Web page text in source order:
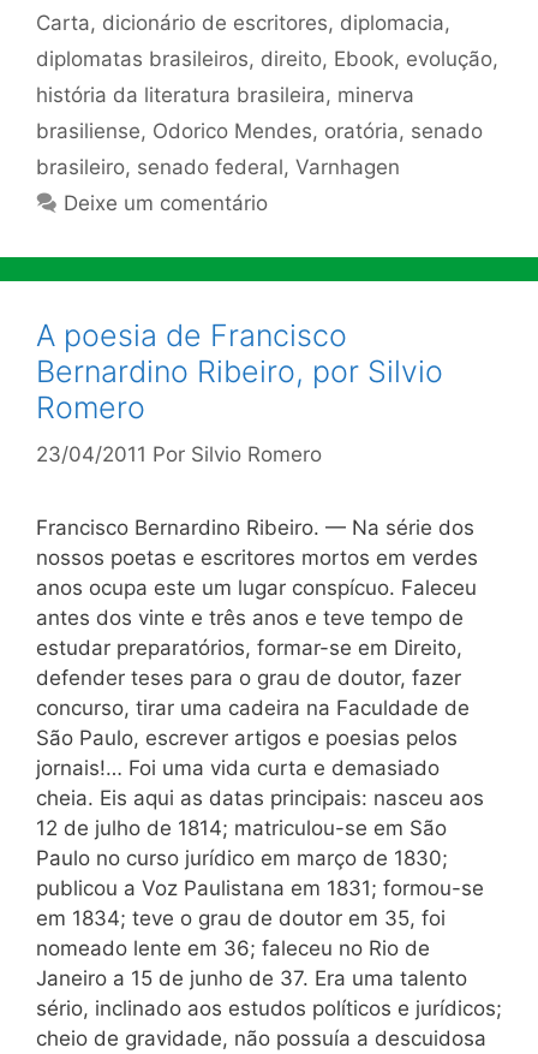
Carta, dicionário de escritores, diplomacia,
diplomatas brasileiros, direito, Ebook, evolução,
história da literatura brasileira, minerva
brasiliense, Odorico Mendes, oratória, senado
brasileiro, senado federal, Varnhagen
Deixe um comentário
A poesia de Francisco
Bernardino Ribeiro, por Silvio
Romero
23/04/2011 Por Silvio Romero
Francisco Bernardino Ribeiro. — Na série dos
nossos poetas e escritores mortos em verdes
anos ocupa este um lugar conspícuo. Faleceu
antes dos vinte e três anos e teve tempo de
estudar preparatórios, formar-se em Direito,
defender teses para o grau de doutor, fazer
concurso, tirar uma cadeira na Faculdade de
São Paulo, escrever artigos e poesias pelos
jornais!… Foi uma vida curta e demasiado
cheia. Eis aqui as datas principais: nasceu aos
12 de julho de 1814; matriculou-se em São
Paulo no curso jurídico em março de 1830;
publicou a Voz Paulistana em 1831; formou-se
em 1834; teve o grau de doutor em 35, foi
nomeado lente em 36; faleceu no Rio de
Janeiro a 15 de junho de 37. Era uma talento
sério, inclinado aos estudos políticos e jurídicos;
cheio de gravidade, não possuía a descuidosa